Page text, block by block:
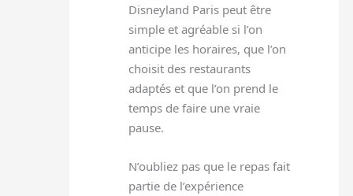
Disneyland Paris peut être
simple et agréable si l’on
anticipe les horaires, que l’on
choisit des restaurants
adaptés et que l’on prend le
temps de faire une vraie
pause.
N’oubliez pas que le repas fait
partie de l’expérience